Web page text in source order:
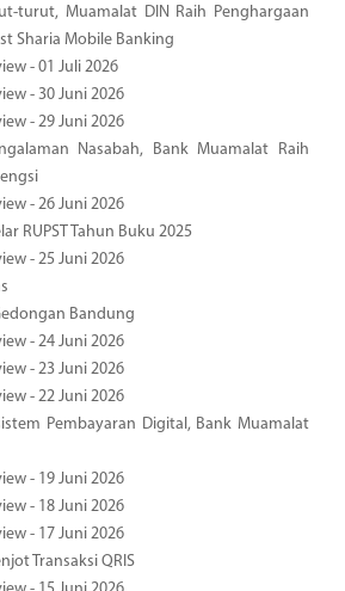
turut, Muamalat DIN Raih Penghargaan
Sharia Mobile Banking
- 01 Juli 2026
- 30 Juni 2026
- 29 Juni 2026
Nasabah, Bank Muamalat Raih
- 26 Juni 2026
RUPST Tahun Buku 2025
- 25 Juni 2026
Bandung
- 24 Juni 2026
- 23 Juni 2026
- 22 Juni 2026
Pembayaran Digital, Bank Muamalat
- 19 Juni 2026
- 18 Juni 2026
- 17 Juni 2026
Transaksi QRIS